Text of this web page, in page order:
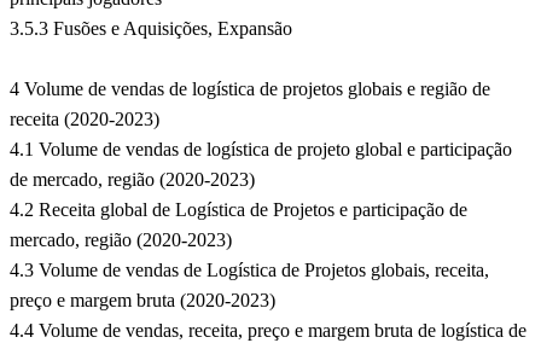
3.5.3 Fusões e Aquisições, Expansão
4 Volume de vendas de logística de projetos globais e região de
receita (2020-2023)
4.1 Volume de vendas de logística de projeto global e participação
de mercado, região (2020-2023)
4.2 Receita global de Logística de Projetos e participação de
mercado, região (2020-2023)
4.3 Volume de vendas de Logística de Projetos globais, receita,
preço e margem bruta (2020-2023)
4.4 Volume de vendas, receita, preço e margem bruta de logística de